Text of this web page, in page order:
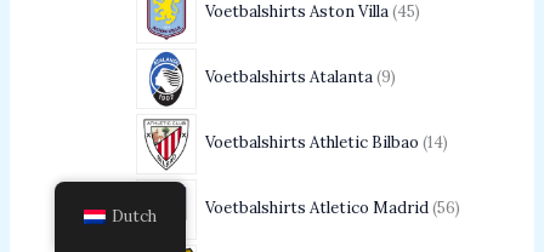
Voetbalshirts Aston Villa 45
Voetbalshirts Atalanta 9
Voetbalshirts Athletic Bilbao 14
Voetbalshirts Atletico Madrid 56
Dutch